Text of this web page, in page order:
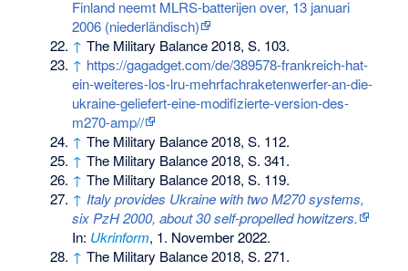
Finland neemt MLRS-batterijen over, 13 januari
2006 (niederländisch)
↑ The Military Balance 2018, S. 103.
↑ https://gagadget.com/de/389578-frankreich-hat-
ein-weiteres-los-lru-mehrfachraketenwerfer-an-die-
ukraine-geliefert-eine-modifizierte-version-des-
m270-amp//
↑ The Military Balance 2018, S. 112.
↑ The Military Balance 2018, S. 341.
↑ The Military Balance 2018, S. 119.
↑ Italy provides Ukraine with two M270 systems,
six PzH 2000, about 30 self-propelled howitzers.
In: Ukrinform, 1. November 2022.
↑ The Military Balance 2018, S. 271.